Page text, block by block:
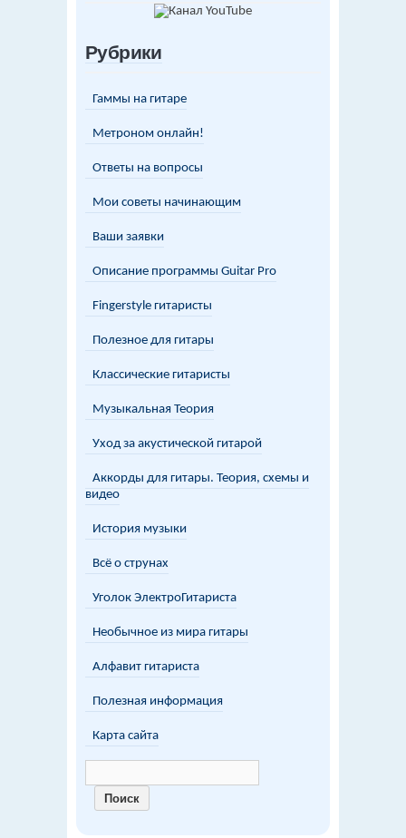
Рубрики
Гаммы на гитаре
Метроном онлайн!
Ответы на вопросы
Мои советы начинающим
Ваши заявки
Описание программы Guitar Pro
Fingerstyle гитаристы
Полезное для гитары
Классические гитаристы
Музыкальная Теория
Уход за акустической гитарой
Аккорды для гитары. Теория, схемы и
видео
История музыки
Всё о струнах
Уголок ЭлектроГитариста
Необычное из мира гитары
Алфавит гитариста
Полезная информация
Карта сайта